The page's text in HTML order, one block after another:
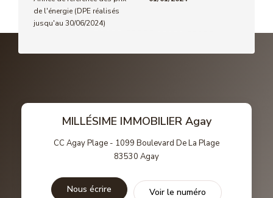
de l'énergie (DPE réalisés
jusqu'au 30/06/2024)
MILLÉSIME IMMOBILIER Agay
CC Agay Plage - 1099 Boulevard De La Plage
83530 Agay
Nous écrire Voir le numéro